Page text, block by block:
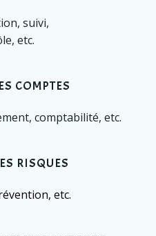
suivi,
etc.
COMPTES
comptabilité, etc.
RISQUES
etc.